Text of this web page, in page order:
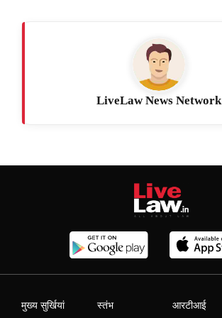
LiveLaw News Network
मुख्य सुर्खियां स्तंभ आरटीआई